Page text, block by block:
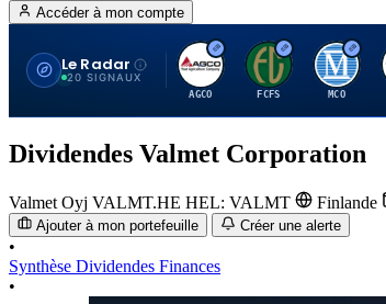
Accéder à mon compte
Le Radar
20 SIGNAUX
A
AGCO
F
FCFS
M
MCO
Dividendes Valmet Corporation
Valmet Oyj VALMT.HE HEL: VALMT Finlande
Ajouter à mon portefeuille Créer une alerte
•
Synthèse Dividendes Finances
•